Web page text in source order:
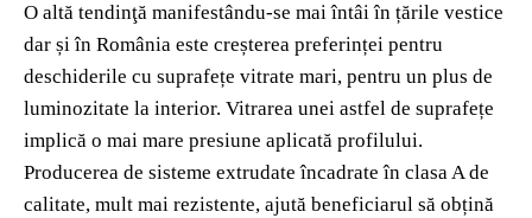
O altă tendinţă manifestându-se mai întâi în țările vestice
dar și în România este creșterea preferinței pentru
deschiderile cu suprafețe vitrate mari, pentru un plus de
luminozitate la interior. Vitrarea unei astfel de suprafețe
implică o mai mare presiune aplicată profilului.
Producerea de sisteme extrudate încadrate în clasa A de
calitate, mult mai rezistente, ajută beneficiarul să obțină